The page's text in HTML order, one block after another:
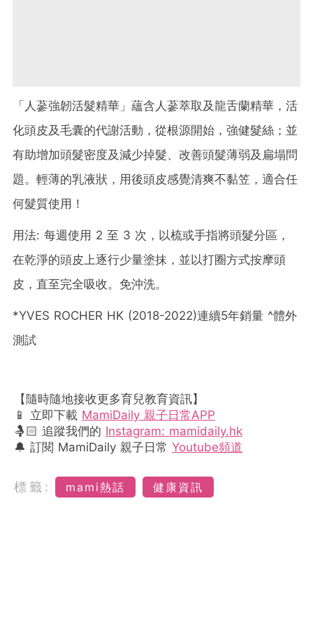
「人蔘強韌活髮精華」蘊含人蔘萃取及龍舌蘭精華，活
化頭皮及毛囊的代謝活動，從根源開始，強健髮絲；並
有助增加頭髮密度及減少掉髮、改善頭髮薄弱及扁塌問
題。輕薄的乳液狀，用後頭皮感覺清爽不黏笠，適合任
何髮質使用！
用法: 每週使用 2 至 3 次，以梳或手指將頭髮分區，
在乾淨的頭皮上逐行少量塗抹，並以打圈方式按摩頭
皮，直至完全吸收。免沖洗。
*YVES ROCHER HK (2018-2022)連續5年銷量 ^體外
測試
【隨時隨地接收更多育兒教育資訊】
📱 立即下載 MamiDaily 親子日常APP
🤱🏻 追蹤我們的 Instagram: mamidaily.hk
🔔 訂閱 MamiDaily 親子日常 Youtube頻道
標籤: mami熱話 健康資訊